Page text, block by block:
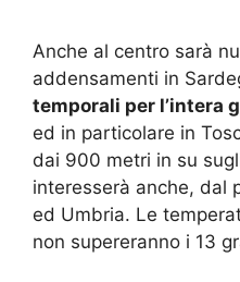
Anche al centro sarà
addensamenti in
temporali per l’intera
ed in particolare in
dai 900 metri in su
interesserà anche, dal
ed Umbria. Le
non supereranno i 13